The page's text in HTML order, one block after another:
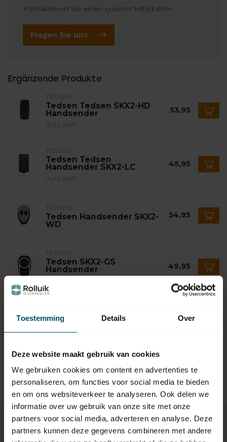
Toestemming Details Over
Deze website maakt gebruik van cookies
We gebruiken cookies om content en advertenties te
personaliseren, om functies voor social media te bieden
en om ons websiteverkeer te analyseren. Ook delen we
informatie over uw gebruik van onze site met onze
partners voor social media, adverteren en analyse. Deze
partners kunnen deze gegevens combineren met andere
Kontaktieren Sie einen unserer Mitarbeiter
Fragen Sie uns
Ergänzende Produkte
TEDSEN
Tedsen Tedsen SKX2-HD
Handsender
Auf Lager
53,95
TEDSEN
Tedsen Tedsen
Handsender SKX2-LC
Auf Lager
45,95
TEDSEN
Tedsen Handsender SKX2-
WD
54,95
TEDSEN
Tedsen SKX2-GS
Handsender 49,95
Tedsen SKX2-MD
Handsender
Auf Lager
44,95
Tedsen Mini-Handsender
Auf Lager
54,95